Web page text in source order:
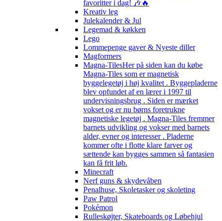
favoritter i dag! 🎶🔥
Kreativ leg
Julekalender & Jul
Legemad & køkken
Lego
Lommepenge gaver & Nyeste diller
Magformers
Magna-TilesHer på siden kan du købe
Magna-Tiles som er magnetisk
byggelegetøj i høj kvalitet . Byggepladerne
blev opfundet af en lærer i 1997 til
undervisningsbrug . Siden er mærket
vokset og er nu børns foretrukne
magnetiske legetøj . Magna-Tiles fremmer
barnets udvikling og vokser med barnets
alder, evner og interesser . Pladerne
kommer ofte i flotte klare farver og
sættende kan bygges sammen så fantasien
kan få frit løb.
Minecraft
Nerf guns & skydevåben
Penalhuse, Skoletasker og skoleting
Paw Patrol
Pokémon
Rulleskøjter, Skateboards og Løbehjul